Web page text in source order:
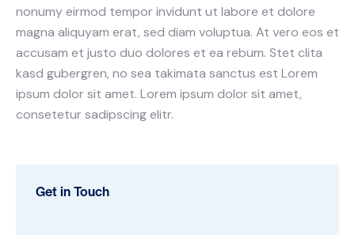
nonumy eirmod tempor invidunt ut labore et dolore
magna aliquyam erat, sed diam voluptua. At vero eos et
accusam et justo duo dolores et ea rebum. Stet clita
kasd gubergren, no sea takimata sanctus est Lorem
ipsum dolor sit amet. Lorem ipsum dolor sit amet,
consetetur sadipscing elitr.
Get in Touch